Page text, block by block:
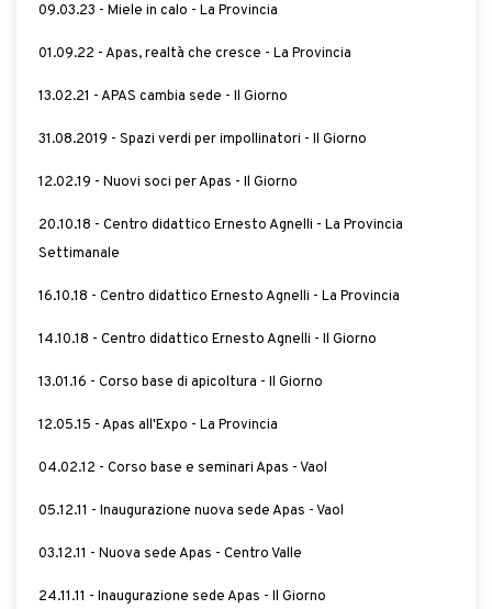
09.03.23 - Miele in calo - La Provincia
01.09.22 - Apas, realtà che cresce - La Provincia
13.02.21 - APAS cambia sede - Il Giorno
31.08.2019 - Spazi verdi per impollinatori - Il Giorno
12.02.19 - Nuovi soci per Apas - Il Giorno
20.10.18 - Centro didattico Ernesto Agnelli - La Provincia
Settimanale
16.10.18 - Centro didattico Ernesto Agnelli - La Provincia
14.10.18 - Centro didattico Ernesto Agnelli - Il Giorno
13.01.16 - Corso base di apicoltura - Il Giorno
12.05.15 - Apas all'Expo - La Provincia
04.02.12 - Corso base e seminari Apas - Vaol
05.12.11 - Inaugurazione nuova sede Apas - Vaol
03.12.11 - Nuova sede Apas - Centro Valle
24.11.11 - Inaugurazione sede Apas - Il Giorno